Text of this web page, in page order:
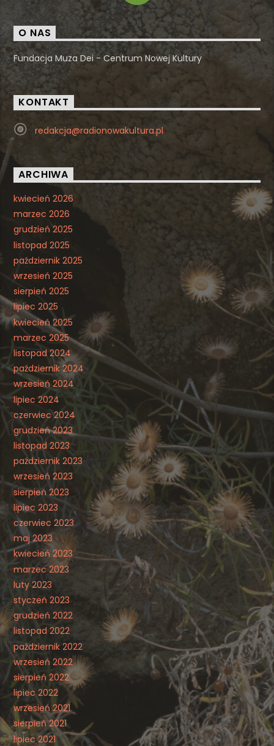
O NAS
Fundacja Muza Dei - Centrum Nowej Kultury
KONTAKT
redakcja@radionowakultura.pl
ARCHIWA
kwiecień 2026
marzec 2026
grudzień 2025
listopad 2025
październik 2025
wrzesień 2025
sierpień 2025
lipiec 2025
kwiecień 2025
marzec 2025
listopad 2024
październik 2024
wrzesień 2024
lipiec 2024
czerwiec 2024
grudzień 2023
listopad 2023
październik 2023
wrzesień 2023
sierpień 2023
lipiec 2023
czerwiec 2023
maj 2023
kwiecień 2023
marzec 2023
luty 2023
styczeń 2023
grudzień 2022
listopad 2022
październik 2022
wrzesień 2022
sierpień 2022
lipiec 2022
wrzesień 2021
sierpień 2021
lipiec 2021